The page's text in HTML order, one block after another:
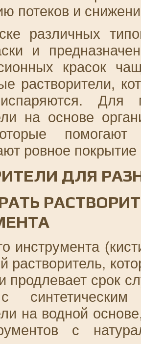
потеков и
различных
и
красок
растворители,
Для
на основе
ровное покрытие
ДЛЯ
инструмента
растворитель,
продлевает срок
на водной
с